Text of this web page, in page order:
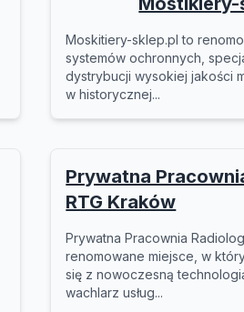
Moskitiery-sklep.pl to
systemów ochronnych,
dystrybucji wysokiej jakości
w historycznej...
Prywatna
RTG Kraków
Prywatna Pracownia
renomowane miejsce, w
się z nowoczesną
wachlarz usług...